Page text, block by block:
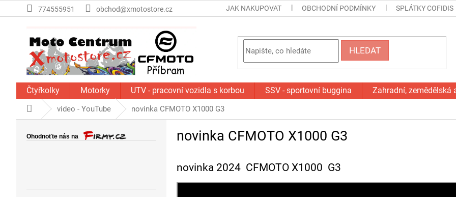
na
774555951 obchod@xmotostore.cz JAK NAKUPOVAT OBCHODNÍ PODMÍNKY SPLÁTKY COFIDIS
HLEDAT
Čtyřkolky Motorky UTV - pracovní vozidla s korbou SSV - sportovní buggina Zahradní, zemědělská
Domů video - YouTube novinka CFMOTO X1000 G3
novinka CFMOTO X1000 G3
novinka 2024 CFMOTO X1000 G3